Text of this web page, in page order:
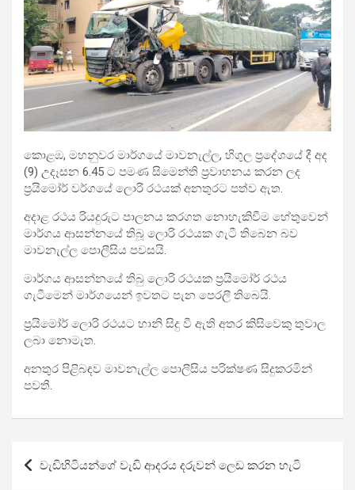
කොළඹ, මහනුවර මාර්ගයේ මාවනැල්ල, හිගුල ප්‍රදේශයේ දී අද
(9) උදෑසන 6.45 ට පමණ සිමෙන්ති ප්‍රවාහනය කරන ලද
ප්‍රයිමෝර් වර්ගයේ ලොරි රථයක් අනතුරට පත්ව ඇත.
අදාළ රථය රියදුරුට පාලනය කරගත නොහැකිවීම හේතුවෙන්
මාර්ගය ආසන්නයේ තිබූ ලොරි රථයක ගැටී තිබෙන බව
මාවනැල්ල පොලීසිය පවසයි.
මාර්ගය ආසන්නයේ තිබු ලොරි රථයක ප්‍රයිමෝර් රථය
ගැටීමෙන් මාර්ගයෙන් ඉවතට පැන පෙරලී තිබෙයි.
ප්‍රයිමෝර් ලොරි රථයට හානි සිදු වී ඇති අතර කිසිවෙකු තුවාල
ලබා නොමැත.
අනතුර පිළිබඳව මාවනැල්ල පොලීසිය පරික්ෂණ සිදුකරමින්
පවතී.
Post
navigation
වැඩිහිටියන්ගේ වැඩි ආදරය දරුවන් ලෙඩ කරන හැටි